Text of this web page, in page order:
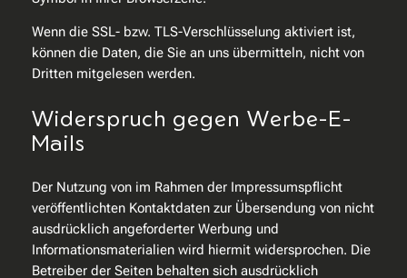
Wenn die SSL- bzw. TLS-Verschlüsselung aktiviert ist,
können die Daten, die Sie an uns übermitteln, nicht von
Dritten mitgelesen werden.
Widerspruch gegen Werbe-E-
Mails
Der Nutzung von im Rahmen der Impressumspflicht
veröffentlichten Kontaktdaten zur Übersendung von nicht
ausdrücklich angeforderter Werbung und
Informationsmaterialien wird hiermit widersprochen. Die
Betreiber der Seiten behalten sich ausdrücklich